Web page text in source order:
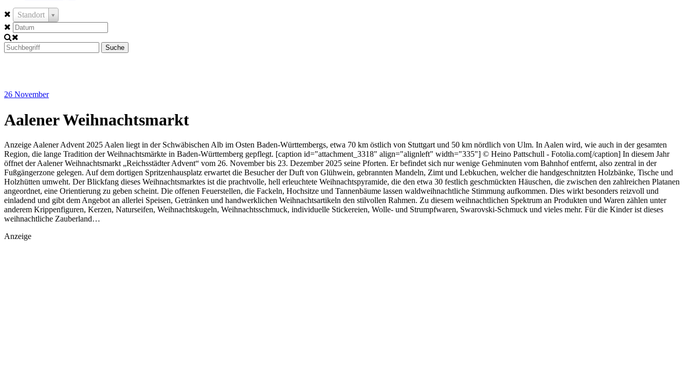
Standort
Suche
26 November
Aalener Weihnachtsmarkt
Anzeige Aalener Advent 2025 Aalen liegt in der Schwäbischen Alb im Osten Baden-Württembergs, etwa 70 km östlich von Stuttgart und 50 km nördlich von Ulm. In Aalen wird, wie auch in der gesamten
Region, die lange Tradition der Weihnachtsmärkte in Baden-Württemberg gepflegt. [caption id="attachment_3318" align="alignleft" width="335"] © Heino Pattschull - Fotolia.com[/caption] In diesem Jahr
öffnet der Aalener Weihnachtsmarkt „Reichsstädter Advent“ vom 26. November bis 23. Dezember 2025 seine Pforten. Er befindet sich nur wenige Gehminuten vom Bahnhof entfernt, also zentral in der
Fußgängerzone gelegen. Auf dem dortigen Spritzenhausplatz erwartet die Besucher der Duft von Glühwein, gebrannten Mandeln, Zimt und Lebkuchen, welcher die handgeschnitzten Holzbänke, Tische und
Holzhütten umweht. Der Blickfang dieses Weihnachtsmarktes ist die prachtvolle, hell erleuchtete Weihnachtspyramide, die den etwa 30 festlich geschmückten Häuschen, die zwischen den zahlreichen Platanen
angeordnet, eine Orientierung zu geben scheint. Die offenen Feuerstellen, die Fackeln, Hochsitze und Tannenbäume lassen waldweihnachtliche Stimmung aufkommen. Dies wirkt besonders reizvoll und
einladend und gibt dem Angebot an allerlei Speisen, Getränken und handwerklichen Weihnachtsartikeln den stilvollen Rahmen. Zu diesem weihnachtlichen Spektrum an Produkten und Waren zählen unter
anderem Krippenfiguren, Kerzen, Naturseifen, Weihnachtskugeln, Weihnachtsschmuck, individuelle Stickereien, Wolle- und Strumpfwaren, Swarovski-Schmuck und vieles mehr. Für die Kinder ist dieses
weihnachtliche Zauberland…
Anzeige